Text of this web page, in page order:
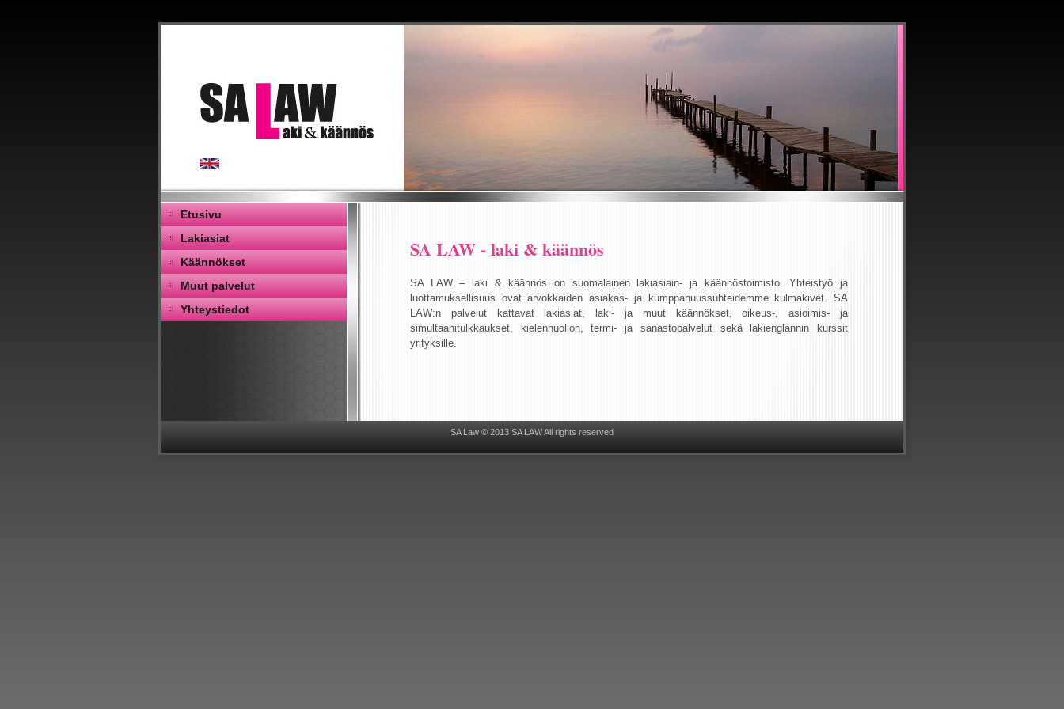
Etusivu
Lakiasiat
Käännökset
Muut palvelut
Yhteystiedot
SA LAW - laki & käännös
SA LAW – laki & käännös on suomalainen lakiasiain- ja käännöstoimisto. Yhteistyö ja
luottamuksellisuus ovat arvokkaiden asiakas- ja kumppanuussuhteidemme kulmakivet. SA
LAW:n palvelut kattavat lakiasiat, laki- ja muut käännökset, oikeus-, asioimis- ja
simultaanitulkkaukset, kielenhuollon, termi- ja sanastopalvelut sekä lakienglannin kurssit
yrityksille.
SA Law © 2013 SA LAW All rights reserved